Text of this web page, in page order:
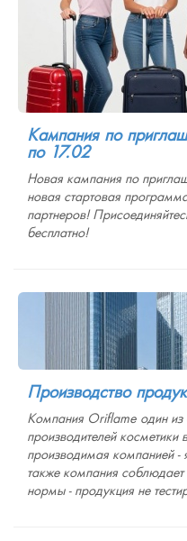
Кампания по
по 17.02
Новая кампания по
новая стартовая
партнеров!
бесплатно!
Производство
Компания Oriflame один
производителей косметики
производимая компанией -
также компания
нормы - продукция не